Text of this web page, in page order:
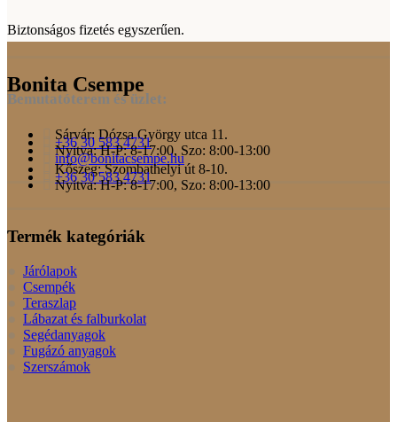
Biztonságos fizetés egyszerűen.
Bonita Csempe
Bemutatóterem és üzlet:
Sárvár: Dózsa György utca 11.
+36 30 583 4731
Nyitva: H-P: 8-17:00, Szo: 8:00-13:00
info@bonitacsempe.hu
Kőszeg: Szombathelyi út 8-10.
+36 30 583 4731
Nyitva: H-P: 8-17:00, Szo: 8:00-13:00
Termék kategóriák
Járólapok
Csempék
Teraszlap
Lábazat és falburkolat
Segédanyagok
Fugázó anyagok
Szerszámok